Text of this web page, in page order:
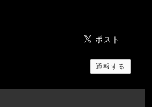
通報する